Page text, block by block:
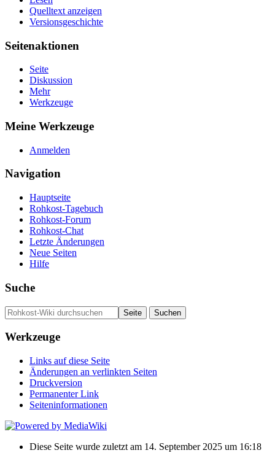
Quelltext anzeigen
Versionsgeschichte
Seitenaktionen
Seite
Diskussion
Mehr
Werkzeuge
Meine Werkzeuge
Anmelden
Navigation
Hauptseite
Rohkost-Tagebuch
Rohkost-Forum
Rohkost-Chat
Letzte Änderungen
Neue Seiten
Hilfe
Suche
Werkzeuge
Links auf diese Seite
Änderungen an verlinkten Seiten
Druckversion
Permanenter Link
Seiten­­informationen
Diese Seite wurde zuletzt am 14. September 2025 um 16:18